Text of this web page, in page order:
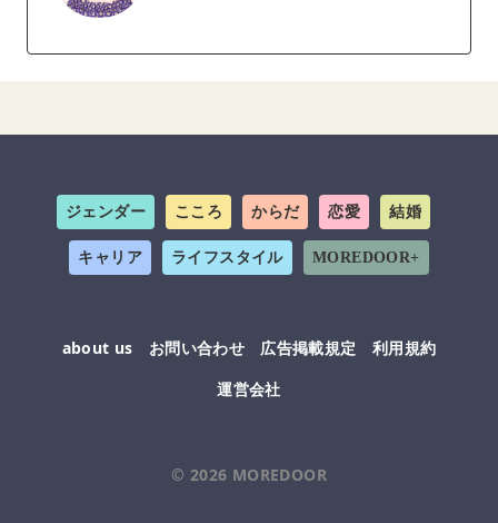
ジェンダー こころ からだ 恋愛 結婚
キャリア ライフスタイル MOREDOOR+
about us お問い合わせ 広告掲載規定
利用規約
運営会社
© 2026 MOREDOOR